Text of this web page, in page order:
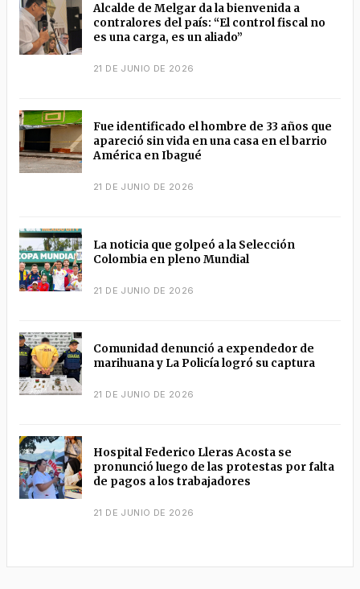
Alcalde de Melgar da la bienvenida a
contralores del país: “El control fiscal no
es una carga, es un aliado”
21 DE JUNIO DE 2026
Fue identificado el hombre de 33 años que
apareció sin vida en una casa en el barrio
América en Ibagué
21 DE JUNIO DE 2026
La noticia que golpeó a la Selección
Colombia en pleno Mundial
21 DE JUNIO DE 2026
Comunidad denunció a expendedor de
marihuana y La Policía logró su captura
21 DE JUNIO DE 2026
Hospital Federico Lleras Acosta se
pronunció luego de las protestas por falta
de pagos a los trabajadores
21 DE JUNIO DE 2026